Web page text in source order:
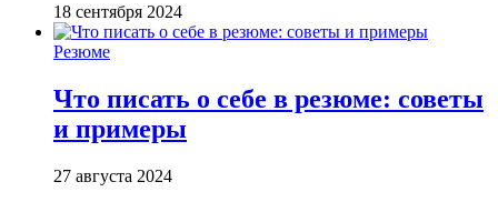
18 сентября 2024
Резюме
Что писать о себе в резюме: советы
и примеры
27 августа 2024